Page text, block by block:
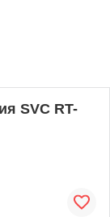
SVC RT-